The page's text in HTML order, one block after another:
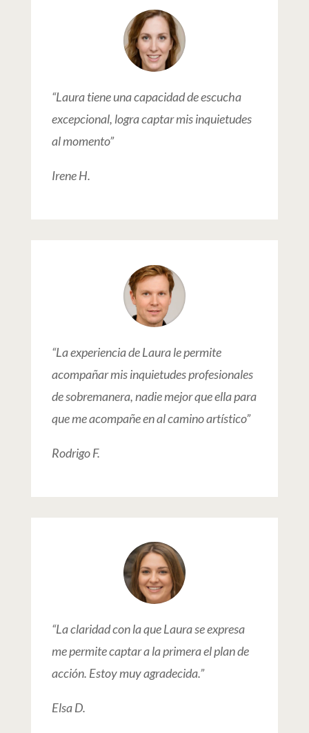
“Laura tiene una capacidad de escucha
excepcional, logra captar mis inquietudes
al momento”
Irene H.
“La experiencia de Laura le permite
acompañar mis inquietudes profesionales
de sobremanera, nadie mejor que ella para
que me acompañe en al camino artístico”
Rodrigo F.
“La claridad con la que Laura se expresa
me permite captar a la primera el plan de
acción. Estoy muy agradecida.”
Elsa D.